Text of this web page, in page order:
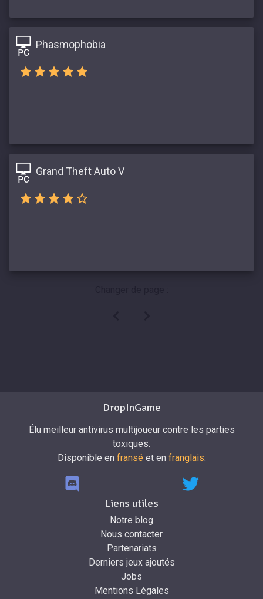
Phasmophobia
Grand Theft Auto V
DropInGame
Élu meilleur antivirus multijoueur contre les parties
toxiques.
Disponible en fransé et en franglais.
Liens utiles
Notre blog
Nous contacter
Partenariats
Derniers jeux ajoutés
Jobs
Mentions Légales